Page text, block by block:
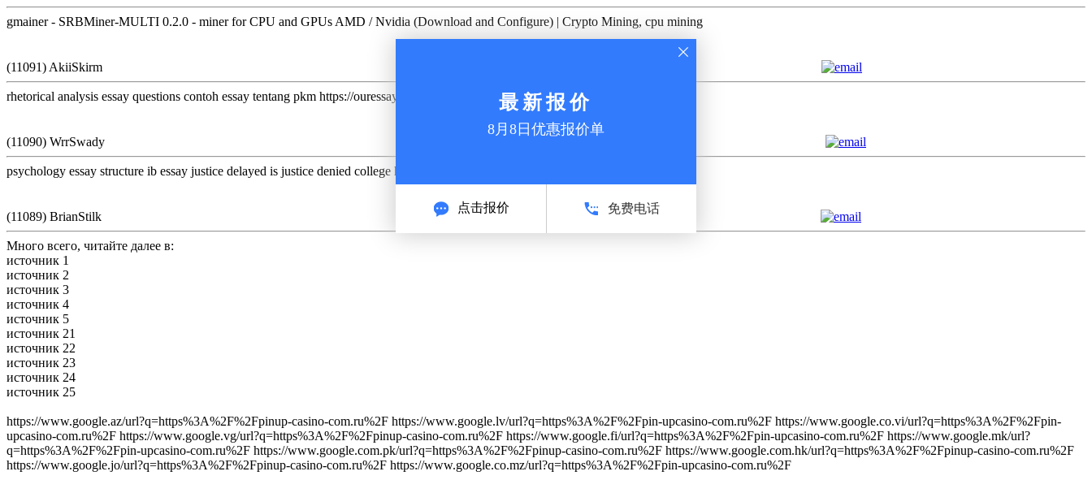
gmainer - SRBMiner-MULTI 0.2.0 - miner for CPU and GPUs AMD / Nvidia (Download and Configure) | Crypto Mining, cpu mining
(11091) AkiiSkirm
rhetorical analysis essay questions contoh essay tentang pkm https://ouressaypride.com/
(11090) WrrSwady
psychology essay structure ib essay justice delayed is justice denied college https://essayrightversion.com/
(11089) BrianStilk
Много всего, читайте далее в:
источник 1
источник 2
источник 3
источник 4
источник 5
источник 21
источник 22
источник 23
источник 24
источник 25
https://www.google.az/url?q=https%3A%2F%2Fpinup-casino-com.ru%2F https://www.google.lv/url?q=https%3A%2F%2Fpin-upcasino-com.ru%2F https://www.google.co.vi/url?q=https%3A%2F%2Fpin-
upcasino-com.ru%2F https://www.google.vg/url?q=https%3A%2F%2Fpinup-casino-com.ru%2F https://www.google.fi/url?q=https%3A%2F%2Fpin-upcasino-com.ru%2F https://www.google.mk/url?
q=https%3A%2F%2Fpin-upcasino-com.ru%2F https://www.google.com.pk/url?q=https%3A%2F%2Fpinup-casino-com.ru%2F https://www.google.com.hk/url?q=https%3A%2F%2Fpinup-casino-com.ru%2F
https://www.google.jo/url?q=https%3A%2F%2Fpinup-casino-com.ru%2F https://www.google.co.mz/url?q=https%3A%2F%2Fpin-upcasino-com.ru%2F